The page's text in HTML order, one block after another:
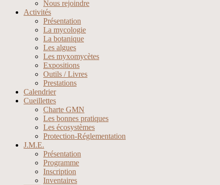
Nous rejoindre
Activités
Présentation
La mycologie
La botanique
Les algues
Les myxomycètes
Expositions
Outils / Livres
Prestations
Calendrier
Cueillettes
Charte GMN
Les bonnes pratiques
Les écosystèmes
Protection-Réglementation
J.M.E.
Présentation
Programme
Inscription
Inventaires